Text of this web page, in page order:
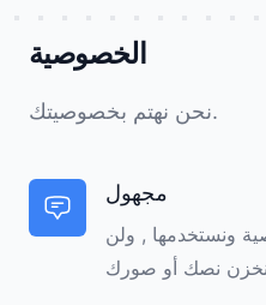
الخصوصية
نحن نهتم بخصوصيتك.
مجهول
ونستخدمها , ولن